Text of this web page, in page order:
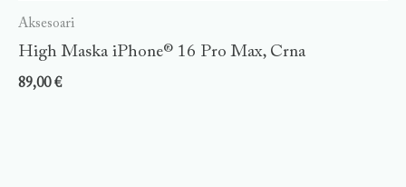
Aksesoari
High Maska iPhone® 16 Pro Max, Crna
89,00€